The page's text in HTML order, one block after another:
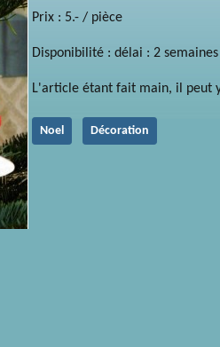
Prix : 5.- / pièce
Disponibilité : délai : 2 semaines
L'article étant fait main, il peut
Noel Décoration